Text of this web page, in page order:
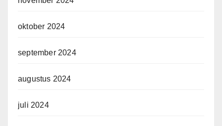
oktober 2024
september 2024
augustus 2024
juli 2024